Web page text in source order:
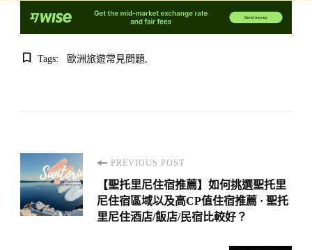
Tags: 歐洲旅遊常見問題
Post
Navigation
PREVIOUS POST
【聖托里尼住宿推薦】如何挑選聖托里
尼住宿區域以及高CP值住宿推薦 · 聖托
里尼住酒店/飯店/民宿比較好？